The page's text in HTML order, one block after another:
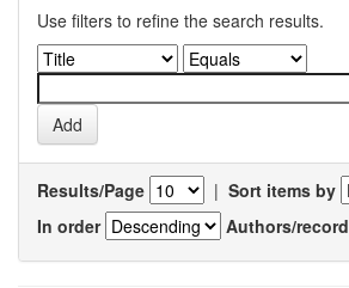
Use filters to refine the search results.
Results/Page | Sort items by
In order
Authors/record